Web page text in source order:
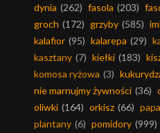
dynia (262) fasola (203)
groch (172) grzyby (585)
kalafior (95) kalarepa (29)
kasztany (7) kiełki (183)
komosa ryżowa (3)
nie marnujmy żywności (36)
oliwki (164) orkisz (66)
plantany (6) pomidory (999)